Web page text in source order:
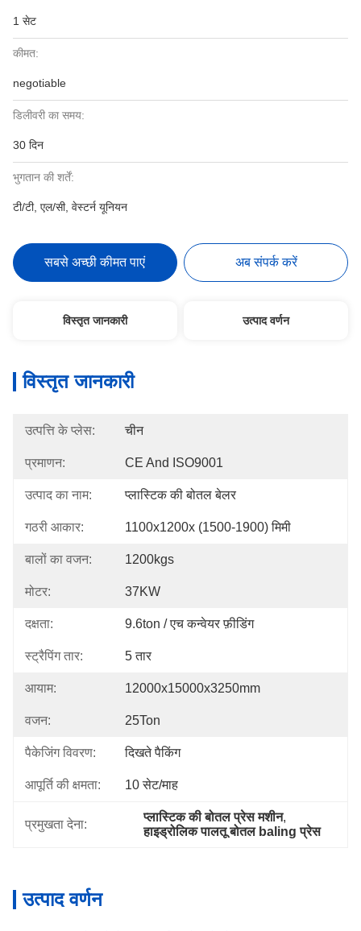
1 सेट
कीमत:
negotiable
डिलीवरी का समय:
30 दिन
भुगतान की शर्तें:
टी/टी, एल/सी, वेस्टर्न यूनियन
सबसे अच्छी कीमत पाएं अब संपर्क करें
विस्तृत जानकारी उत्पाद वर्णन
विस्तृत जानकारी
उत्पत्ति के प्लेस: चीन
प्रमाणन: CE And ISO9001
उत्पाद का नाम: प्लास्टिक की बोतल बेलर
गठरी आकार: 1100x1200x (1500-1900) मिमी
बालों का वजन: 1200kgs
मोटर: 37KW
दक्षता: 9.6ton / एच कन्वेयर फ़ीडिंग
स्ट्रैपिंग तार: 5 तार
आयाम: 12000x15000x3250mm
वजन: 25Ton
पैकेजिंग विवरण: दिखते पैकिंग
आपूर्ति की क्षमता: 10 सेट/माह
प्रमुखता देना:
प्लास्टिक की बोतल प्रेस मशीन,
हाइड्रोलिक पालतू बोतल baling प्रेस
उत्पाद वर्णन